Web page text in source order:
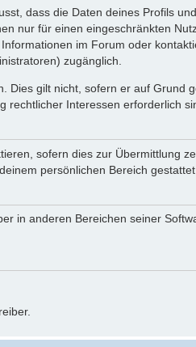
dass die Daten deines Profils
nur für einen eingeschränkten
im Forum oder
zugänglich.
Dies gilt nicht, sofern er auf Grund
rechtlicher Interessen erforderlich
sofern dies zur Übermittlung
persönlichen Bereich gestattet
in anderen Bereichen seiner